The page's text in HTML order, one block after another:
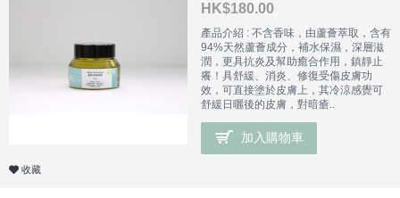
HK$180.00
產品介紹 : 不含香味，由蘆薈萃取，含有
94%天然蘆薈成分，補水保濕，深層滋
潤，更具抗炎及幫助癒合作用，鎮靜止
癢！具舒緩、消炎、修復受傷皮膚功
效，可直接塗於皮膚上，其冷涼感覺可
舒緩日曬後的皮膚，對暗瘡..
加入購物車
收藏